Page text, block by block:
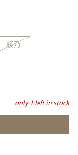
綾乃
only 1 left in stock